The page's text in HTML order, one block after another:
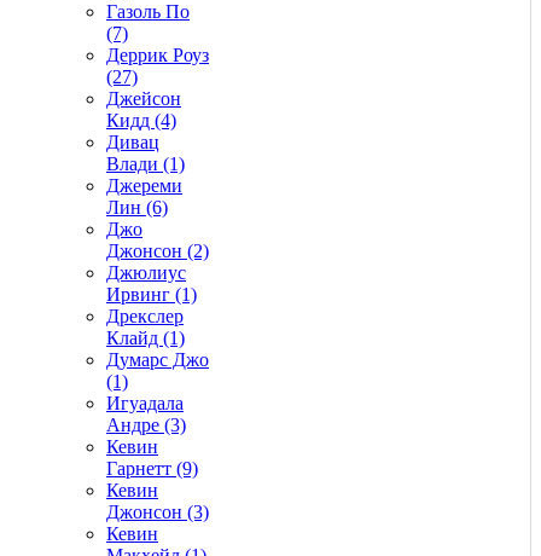
Газоль По
(7)
Деррик Роуз
(27)
Джейсон
Кидд (4)
Дивац
Влади (1)
Джереми
Лин (6)
Джо
Джонсон (2)
Джюлиус
Ирвинг (1)
Дрекслер
Клайд (1)
Думарс Джо
(1)
Игуадала
Андре (3)
Кевин
Гарнетт (9)
Кевин
Джонсон (3)
Кевин